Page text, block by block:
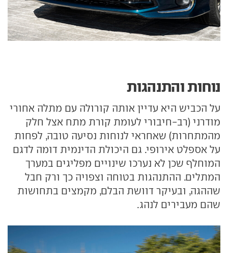
נוחות והתנהגות
על הכביש היא עדיין אותה קורולה עם מתלה אחורי
מודרני (רב-חיבורי לעומת קורת מתח אצל חלק
מהמתחרות) שאחראי לנוחות נסיעה טובה, לפחות
על אספלט אירופי. גם היכולת הדינמית דומה לדגם
המוחלף שכן לא נערכו שינויים מפליגים במערך
המתלים. ההתנהגות בטוחה וצפויה כך ורק חבל
שההגה, ובעיקר דוושת הבלם, מקמצים בתחושות
שהם מעבירים לנהג.